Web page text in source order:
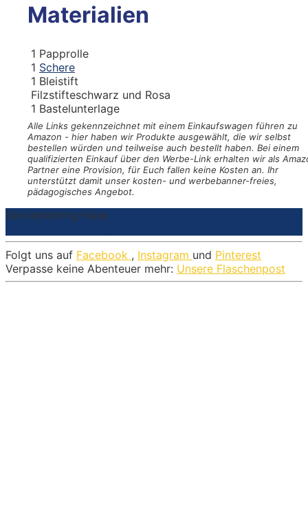
Materialien
1 Papprolle
1 Schere
1 Bleistift
Filzstifteschwarz und Rosa
1 Bastelunterlage
Alle Links gekennzeichnet mit einem Einkaufswagen führen zu
Amazon - hier haben wir Produkte ausgewählt, die wir selbst
bestellen würden und teilweise auch bestellt haben. Bei einem
qualifizierten Einkauf über den Werbe-Link erhalten wir als
Partner eine Provision, für Euch fallen keine Kosten an. Ihr
unterstützt damit unser kosten- und werbebanner-freies,
pädagogisches Angebot.
Serviettenring Hase
Folgt uns auf Facebook , Instagram und Pinterest
Verpasse keine Abenteuer mehr: Unsere Flaschenpost